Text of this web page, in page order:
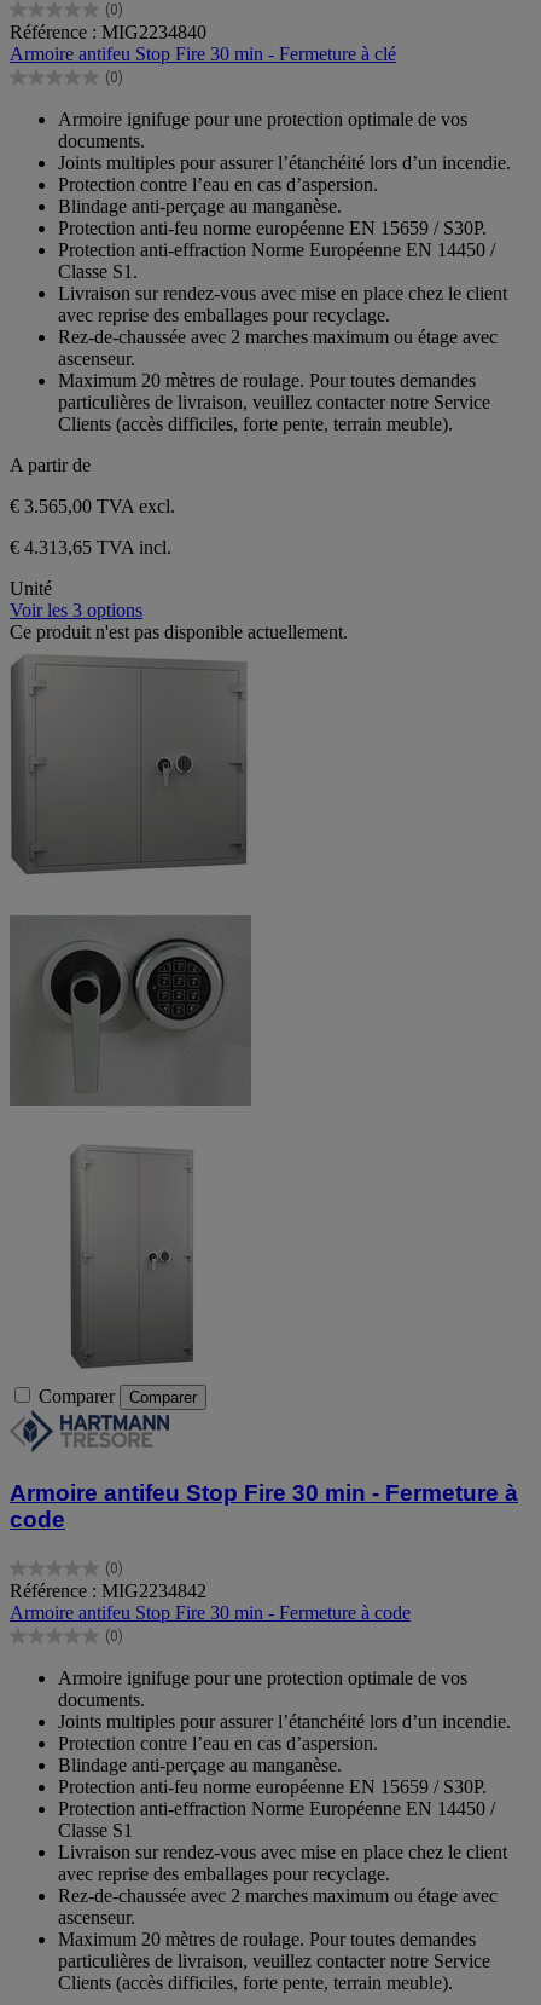
(0)
0.0
sur
5
étoiles.
Référence : MIG2234840
Armoire antifeu Stop Fire 30 min - Fermeture à clé
(0)
0.0
étoiles.
Armoire ignifuge pour une protection optimale de vos
documents.
Joints multiples pour assurer l’étanchéité lors d’un incendie.
Protection contre l’eau en cas d’aspersion.
Blindage anti-perçage au manganèse.
Protection anti-feu norme européenne EN 15659 / S30P.
Protection anti-effraction Norme Européenne EN 14450 /
Classe S1.
Livraison sur rendez-vous avec mise en place chez le client
avec reprise des emballages pour recyclage.
Rez-de-chaussée avec 2 marches maximum ou étage avec
ascenseur.
Maximum 20 mètres de roulage. Pour toutes demandes
particulières de livraison, veuillez contacter notre Service
Clients (accès difficiles, forte pente, terrain meuble).
A partir de
€ 3.565,00 TVA excl.
€ 4.313,65 TVA incl.
Unité
Voir les 3 options
Ce produit n'est pas disponible actuellement.
Comparer Comparer
Armoire antifeu Stop Fire 30 min - Fermeture à
code
(0)
0.0
sur
5
étoiles.
Référence : MIG2234842
Armoire antifeu Stop Fire 30 min - Fermeture à code
(0)
0.0
étoiles.
Armoire ignifuge pour une protection optimale de vos
documents.
Joints multiples pour assurer l’étanchéité lors d’un incendie.
Protection contre l’eau en cas d’aspersion.
Blindage anti-perçage au manganèse.
Protection anti-feu norme européenne EN 15659 / S30P.
Protection anti-effraction Norme Européenne EN 14450 /
Classe S1
Livraison sur rendez-vous avec mise en place chez le client
avec reprise des emballages pour recyclage.
Rez-de-chaussée avec 2 marches maximum ou étage avec
ascenseur.
Maximum 20 mètres de roulage. Pour toutes demandes
particulières de livraison, veuillez contacter notre Service
Clients (accès difficiles, forte pente, terrain meuble).